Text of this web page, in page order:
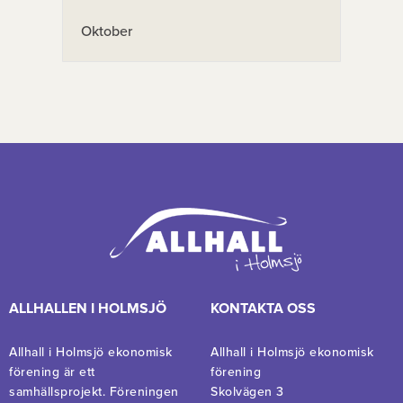
Oktober
ALLHALLEN I HOLMSJÖ
Allhall i Holmsjö ekonomisk
förening är ett
samhällsprojekt. Föreningen
KONTAKTA OSS
Allhall i Holmsjö ekonomisk
förening
Skolvägen 3